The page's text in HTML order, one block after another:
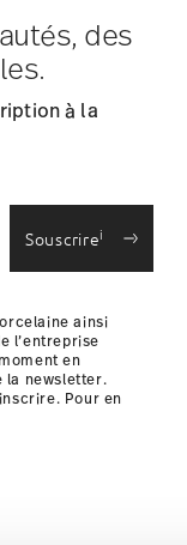
à € 12,90
stock.
avec UPS
colis sera
des
à la
Souscrirei
ainsi
l’entreprise
en
la newsletter.
Pour en